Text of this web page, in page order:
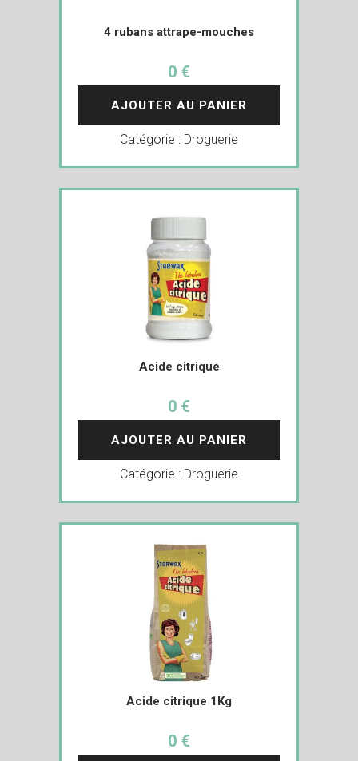
4 rubans attrape-mouches
0 €
AJOUTER AU PANIER
Catégorie : Droguerie
Acide citrique
0 €
AJOUTER AU PANIER
Catégorie : Droguerie
Acide citrique 1Kg
0 €